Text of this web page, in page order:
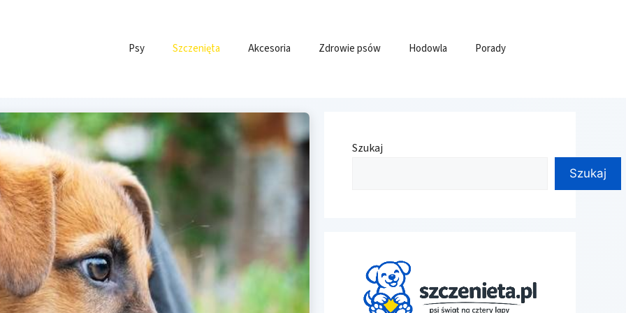
Psy Szczenięta Akcesoria Zdrowie psów Hodowla Porady
Szukaj
Szukaj